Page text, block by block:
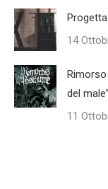
14
Rimorso
del
11